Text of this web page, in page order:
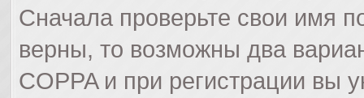
Сначала проверьте свои имя
верны, то возможны два
COPPA и при регистрации вы